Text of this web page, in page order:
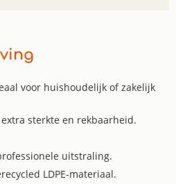
voor huishoudelijk of zakelijk
sterkte en rekbaarheid.
uitstraling.
LDPE-materiaal.